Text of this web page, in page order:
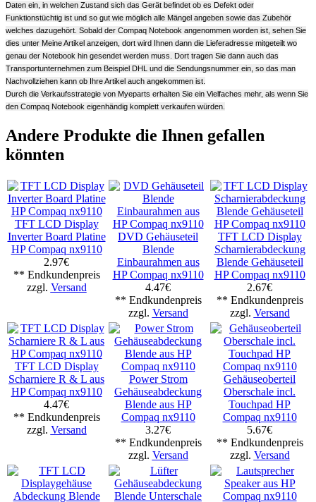
Daten ein, in welchen Zustand sich das Gerät befindet ob es Defekt oder
Funktionstüchtig ist und so gut wie möglich alle Mängel angeben sowie das Zubehör
welches dazugehört. Sobald der Compaq Notebook angenommen worden ist, sehen Sie
dies unter Meine Artikel anzeigen, dort wird Ihnen dann die Lieferadresse mitgeteilt wo
genau der Notebook hin gesendet werden muss. Dort tragen Sie dann auch das
Transportunternehmen zum Beispiel DHL und die Sendungsnummer ein, so das man
Nachvollziehen kann ob Ihre Artikel auch angekommen ist.
Durch die Verkaufsstrategie von Myeparts erhalten Sie ein Vielfaches mehr, als wenn Sie
den Compaq Notebook eigenhändig komplett verkaufen würden.
Andere Produkte die Ihnen gefallen
könnten
TFT LCD Display
Inverter Board Platine
HP Compaq nx9110
2.97€
** Endkundenpreis
zzgl. Versand
DVD Gehäuseteil
Blende
Einbaurahmen aus
HP Compaq nx9110
4.47€
** Endkundenpreis
zzgl. Versand
TFT LCD Display
Scharnierabdeckung
Blende Gehäuseteil
HP Compaq nx9110
2.67€
** Endkundenpreis
zzgl. Versand
TFT LCD Display
Scharniere R & L aus
HP Compaq nx9110
4.47€
** Endkundenpreis
zzgl. Versand
Power Strom
Gehäuseabdeckung
Blende aus HP
Compaq nx9110
3.27€
** Endkundenpreis
zzgl. Versand
Gehäuseoberteil
Oberschale incl.
Touchpad HP
Compaq nx9110
5.67€
** Endkundenpreis
zzgl. Versand